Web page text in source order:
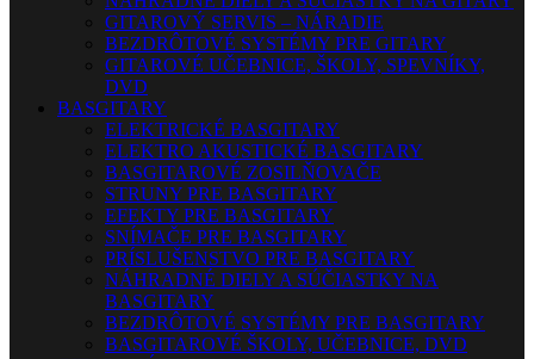
GITAROVÝ SERVIS – NÁRADIE
BEZDRÔTOVÉ SYSTÉMY PRE GITARY
GITAROVÉ UČEBNICE, ŠKOLY, SPEVNÍKY,
DVD
BASGITARY
ELEKTRICKÉ BASGITARY
ELEKTRO AKUSTICKÉ BASGITARY
BASGITAROVÉ ZOSILŇOVAČE
STRUNY PRE BASGITARY
EFEKTY PRE BASGITARY
SNÍMAČE PRE BASGITARY
PRÍSLUŠENSTVO PRE BASGITARY
NÁHRADNÉ DIELY A SÚČIASTKY NA
BASGITARY
BEZDRÔTOVÉ SYSTÉMY PRE BASGITARY
BASGITAROVÉ ŠKOLY, UČEBNICE, DVD